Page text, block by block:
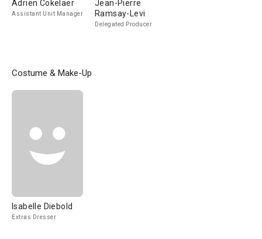
Adrien Cokelaer
Assistant Unit Manager
Jean-Pierre
Ramsay-Levi
Delegated Producer
Costume & Make-Up
Isabelle Diebold
Extras Dresser